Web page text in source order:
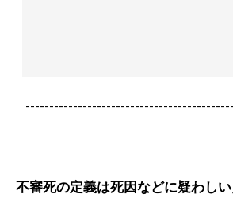
不審死の定義は死因などに疑わし